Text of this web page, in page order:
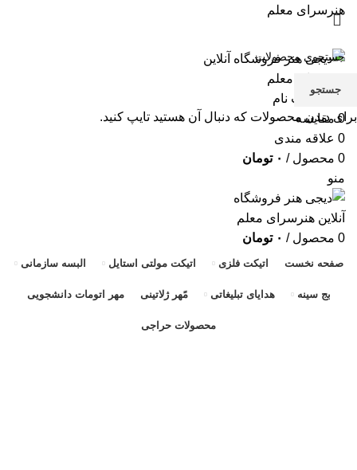
هنرسرای معلم
ورود / ثبت نام
0 مقایسه
0 علاقه مندی
0 محصول / ۰ تومان
منو
0 محصول / ۰ تومان
صفحه نخست اتیکت فلزی اتیکت مولتی استایل البسه سازمانی
بج سینه هدایای تبلیغاتی مًهر ژلاتینی مهر اتومات دانشجویی
محصولات حراجی
جستجو
برای دیدن محصولات که دنبال آن هستید تایپ کنید.